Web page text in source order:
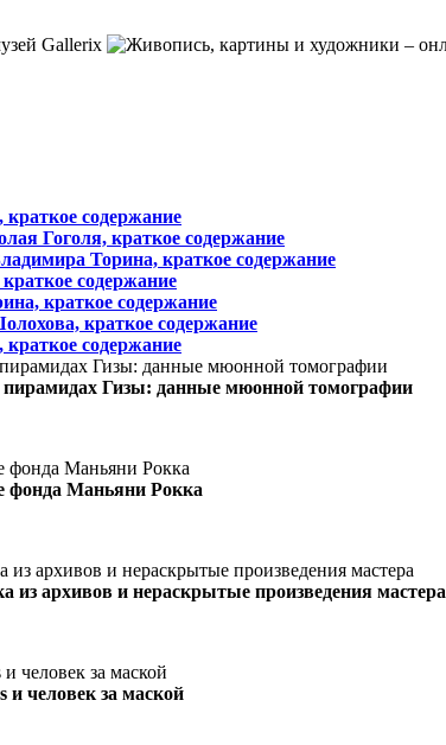
содержание
Гоголя, краткое содержание
Торина, краткое содержание
содержание
краткое содержание
краткое содержание
содержание
Гизы: данные мюонной томографии
фонда Маньяни Рокка
архивов и нераскрытые произведения мастера
и человек за маской